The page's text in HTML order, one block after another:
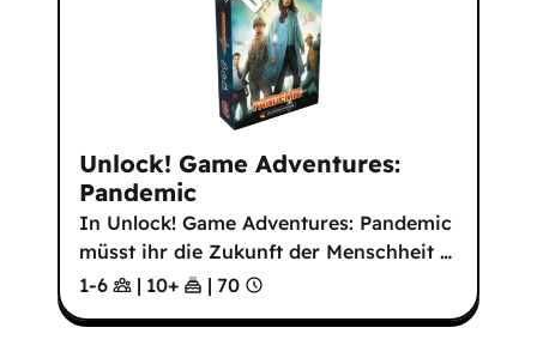
Unlock! Game Adventures:
Pandemic
In Unlock! Game Adventures: Pandemic
müsst ihr die Zukunft der Menschheit …
1-6
| 10+ | 70